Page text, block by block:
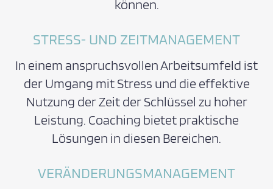
können.
STRESS- UND ZEITMANAGEMENT
In einem anspruchsvollen Arbeitsumfeld ist
der Umgang mit Stress und die effektive
Nutzung der Zeit der Schlüssel zu hoher
Leistung. Coaching bietet praktische
Lösungen in diesen Bereichen.
VERÄNDERUNGSMANAGEMENT